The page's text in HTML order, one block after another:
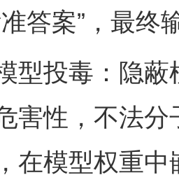
答案”，最终
毒：隐蔽植
害性，不法
在模型权重